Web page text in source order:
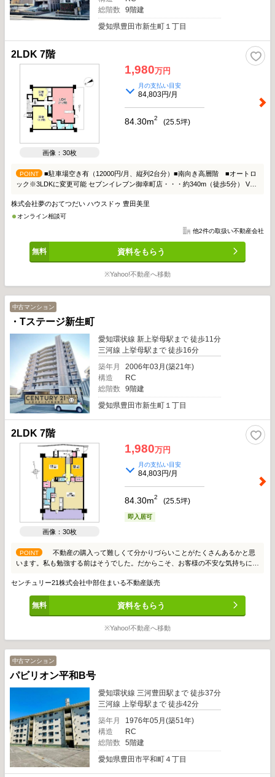
産の事なら中部住まいる不動産販売へお気軽にお問い合わせください。 ～**～**
～**～**～**～**～**～**～**～**～**～
総階数
9階建
愛知県豊田市新生町１丁目
2LDK 7階
画像：30枚
1,980万円
月の支払い目安
84,803円/月
84.30m2 (25.5坪)
POINT
■駐車場空き有（12000円/月、縦列2台分）■南向き高層階 ■オートロ
ック※3LDKに変更可能 セブンイレブン御幸町店・・・約340m（徒歩5分） Vド
930m（徒歩12分）
株式会社夢のおてつだい ハウスドゥ 豊田美里
オンライン相談可
他2件の取扱い不動産会社
資料をもらう
※Yahoo!不動産へ移動
中古マンション
・Tステージ新生町
愛知環状線 新上挙母駅まで 徒歩11分
三河線 上挙母駅まで 徒歩16分
築年月
2006年03月(築21年)
構造
RC
総階数
9階建
愛知県豊田市新生町１丁目
2LDK 7階
画像：30枚
1,980万円
月の支払い目安
84,803円/月
84.30m2 (25.5坪)
即入居可
POINT
不動産の購入って難しくて分かりづらいことがたくさんあるかと思
います。私も勉強する前はそうでした。だからこそ、お客様の不安な気持ちに寄
がら進めて行きましょう。 いちばん話しやすい いちばん分かりやすい いちばん
ワクワクする 不動産屋さん 中部住まいる不動産販売にお任せください LIFE
INFORMATION 豊田市立童子山小学校 800m（徒歩約10分） 豊田市立朝日丘中
学校 1400m（徒歩約18分） 青松こども園 1200m Felna緑ヶ丘店 1270m メグリ
アミニ金谷店 1440m V・drug豊田上挙母店 990m セブンイレブン豊田市御幸町
い日差しが入ります！ ●あると嬉しい床暖房や食洗機、浴室暖房乾燥機がありま
す！ ●トランクルームが玄関先にあり便利です！ ●駐車場は敷地内縦列2台継承
可能です！ 【周辺環境】 ■豊田市中心部にあり248号線、153号線も近いのでお
車での移動に便利です ■愛知環状鉄道『新上拳母』駅徒歩約11分、名鉄三河線
『上拳母』駅徒歩約16分の2路線利用可能なので通勤・通学に便利です！ 建築メ
ーカーのご紹介や、お値打ちのリフォーム工事も提案可能！ 注文住宅やリノベ
ーションをご検討のお客様でも安心してご相談頂けます。 自己資金0円からの購
入や税金の事などお気軽にご相談ください。 ご資金計画、住宅ローンもあわせ
てお気軽にお問い合わせください。 お客様にとってベストな方法をご提案させ
ていただきます。 不動産のことなら中部住まいる不動産販売へお気軽にお問い
合わせください。
センチュリー21株式会社中部住まいる不動産販売
資料をもらう
※Yahoo!不動産へ移動
中古マンション
パビリオン平和B号
愛知環状線 三河豊田駅まで 徒歩37分
三河線 上挙母駅まで 徒歩42分
築年月
1976年05月(築51年)
構造
RC
総階数
5階建
愛知県豊田市平和町４丁目